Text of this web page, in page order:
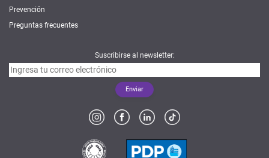
Prevención
Preguntas frecuentes
Suscribirse al newsletter: